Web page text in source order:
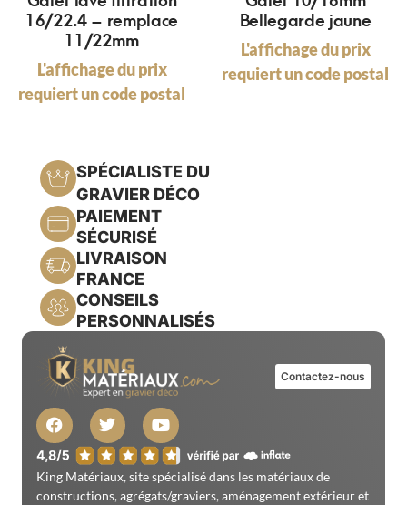
16/22.4 – remplace
11/22mm
L'affichage du prix
requiert un code postal
Bellegarde jaune
L'affichage du prix
requiert un code postal
SPÉCIALISTE DU
GRAVIER DÉCO
PAIEMENT
SÉCURISÉ
LIVRAISON
FRANCE
CONSEILS
PERSONNALISÉS
Contactez-nous
King Matériaux, site spécialisé dans les matériaux de
constructions, agrégats/graviers, aménagement extérieur et